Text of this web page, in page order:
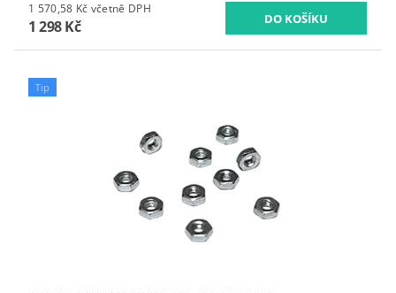
1 570,58 Kč včetně DPH
1 298 Kč
Tip